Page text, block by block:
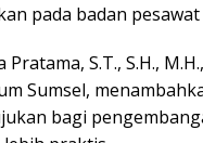
pada badan
S.T., S.H.,
Sumsel,
bagi